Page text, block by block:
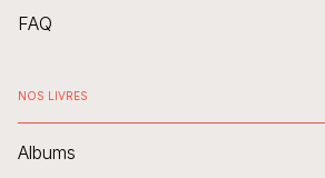
FAQ
NOS LIVRES
Albums